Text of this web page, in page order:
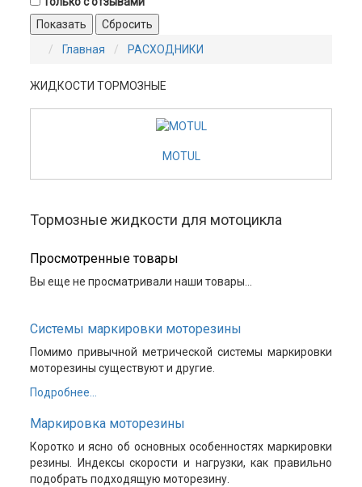
Показать
Сбросить
Главная
РАСХОДНИКИ
ЖИДКОСТИ ТОРМОЗНЫЕ
MOTUL
Тормозные жидкости для мотоцикла
Просмотренные товары
Вы еще не просматривали наши товары...
Системы маркировки моторезины
Помимо привычной метрической системы маркировки
моторезины существуют и другие.
Подробнее...
Маркировка моторезины
Коротко и ясно об основных особенностях маркировки
резины. Индексы скорости и нагрузки, как правильно
подобрать подходящую моторезину.